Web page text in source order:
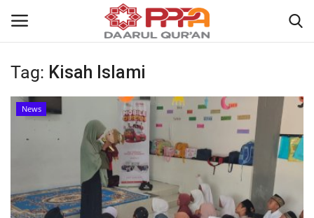
Login
Home
About
Tag: Kisah Islami
News